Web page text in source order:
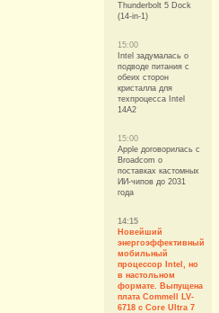
Thunderbolt 5 Dock
(14-in-1)
15:00
Intel задумалась о
подводе питания с
обеих сторон
кристалла для
техпроцесса Intel
14A2
15:00
Apple договорилась с
Broadcom о
поставках кастомных
ИИ-чипов до 2031
года
14:15
Новейший
энергоэффективный
мобильный
процессор Intel, но
в настольном
формате. Выпущена
плата Commell LV-
6718 с Core Ultra 7